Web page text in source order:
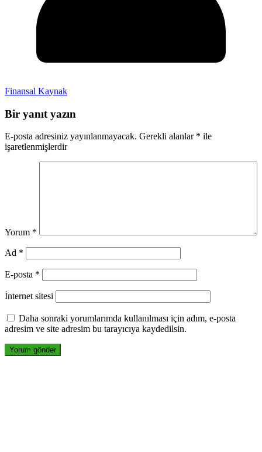
Finansal Kaynak
Bir yanıt yazın
E-posta adresiniz yayınlanmayacak. Gerekli alanlar * ile
işaretlenmişlerdir
Yorum *
Ad *
E-posta *
İnternet sitesi
Daha sonraki yorumlarımda kullanılması için adım, e-posta
adresim ve site adresim bu tarayıcıya kaydedilsin.